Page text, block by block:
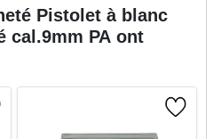
Pistolet à blanc
cal.9mm PAont